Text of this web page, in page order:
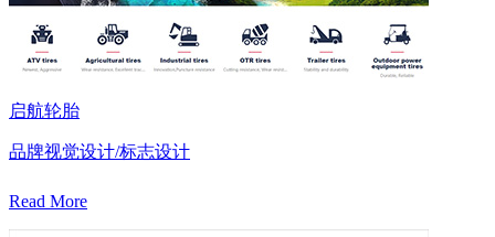
启航轮胎
品牌视觉设计/标志设计
Read More